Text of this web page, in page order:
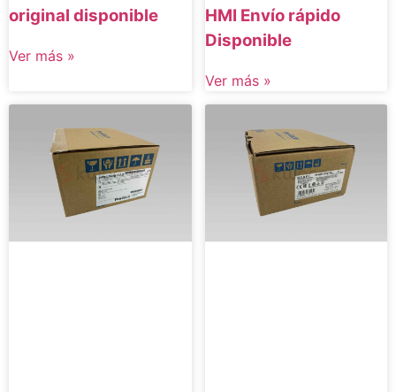
original disponible
Ver más »
HMI Envío rápido
Disponible
Ver más »